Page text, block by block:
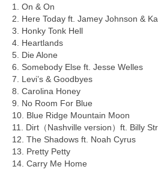
1. On & On
2. Here Today ft. Jamey Johnson &
3. Honky Tonk Hell
4. Heartlands
5. Die Alone
6. Somebody Else ft. Jesse Welles
7. Levi’s & Goodbyes
8. Carolina Honey
9. No Room For Blue
10. Blue Ridge Mountain Moon
11. Dirt（Nashville version）ft. Billy
12. The Shadows ft. Noah Cyrus
13. Pretty Petty
14. Carry Me Home